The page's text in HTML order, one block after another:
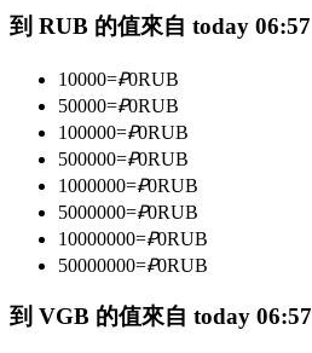
成為跟單交易員
坐享盈利分成和跟單分傭
到 RUB 的值來自 today 06:57
10000=₽0RUB
50000=₽0RUB
100000=₽0RUB
500000=₽0RUB
1000000=₽0RUB
5000000=₽0RUB
10000000=₽0RUB
50000000=₽0RUB
到 VGB 的值來自 today 06:57